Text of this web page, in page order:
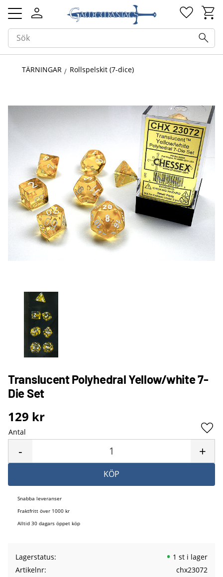
Meny
TÄRNINGAR Rollspelskit (7-dice)
Translucent Polyhedral Yellow/white 7-
Die Set
129 kr
Antal
+
-
KÖP
Snabba leveranser
Fraktfritt över 1000 kr
Alltid 30 dagars öppet köp
Lagerstatus
1 st i lager
Artikelnr
chx23072